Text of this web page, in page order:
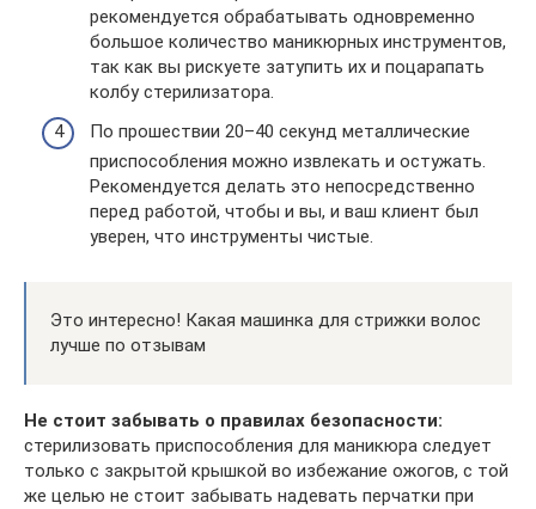
рекомендуется обрабатывать одновременно
большое количество маникюрных инструментов,
так как вы рискуете затупить их и поцарапать
колбу стерилизатора.
По прошествии 20–40 секунд металлические
приспособления можно извлекать и остужать.
Рекомендуется делать это непосредственно
перед работой, чтобы и вы, и ваш клиент был
уверен, что инструменты чистые.
Это интересно! Какая машинка для стрижки волос
лучше по отзывам
Не стоит забывать о правилах безопасности:
стерилизовать приспособления для маникюра следует
только с закрытой крышкой во избежание ожогов, с той
же целью не стоит забывать надевать перчатки при